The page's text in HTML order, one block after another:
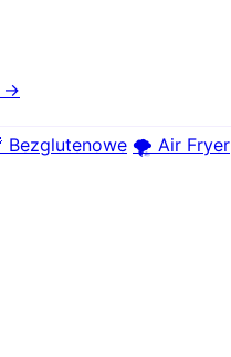
→
Bezglutenowe 🌪️ Air Fryer